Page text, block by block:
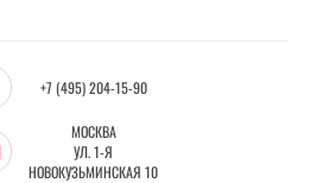
+7 (495) 204-15-90
МОСКВА
УЛ. 1-Я
НОВОКУЗЬМИНСКАЯ 10